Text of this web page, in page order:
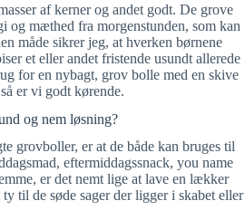
af kerner og andet godt. De grove
og mæthed fra morgenstunden, som kan
måde sikrer jeg, at hverken børnene
et eller andet fristende usundt allerede
for en nybagt, grov bolle med en skive
er vi godt kørende.
og nem løsning?
grovboller, er at de både kan bruges til
eftermiddagssnack, you name
er det nemt lige at lave en lækker
til de søde sager der ligger i skabet eller